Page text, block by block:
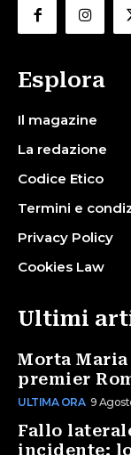
Esplora
Il magazine
La redazione
Codice Etico
Termini e
Privacy Policy
Cookies Law
Ultimi
Morta Maria
premier
ULTIMA ORA 9
Fallo
incidente: